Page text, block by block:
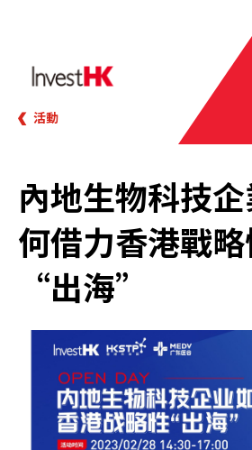
活動
內地生物科技
何借力香港戰
“出海”